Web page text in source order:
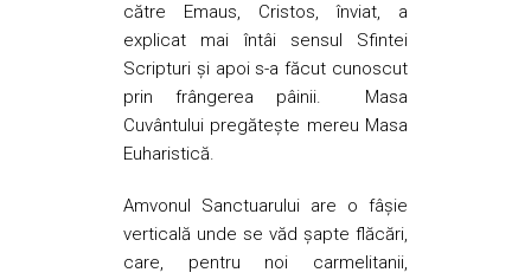
către Emaus, Cristos, înviat, a
explicat mai întâi sensul Sfintei
Scripturi şi apoi s-a făcut cunoscut
prin frângerea pâinii. Masa
Cuvântului pregăteşte mereu Masa
Euharistică.
Amvonul Sanctuarului are o fâşie
verticală unde se văd şapte flăcări,
care, pentru noi carmelitanii,